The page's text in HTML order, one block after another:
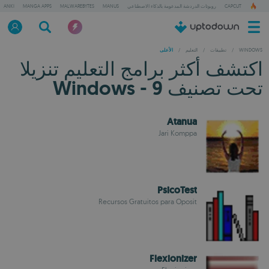
CAPCUT روبوتات الدردشة المدعومة بالذكاء الاصطناعي MANUS
MALWAREBYTES
MANGA APPS
ANKI
WINDOWS
/ تطبيقات / التعليم / الأعلى
اكتشف أكثر برامج التعليم تنزيلا
تحت تصنيف Windows - 9
Atanua
Jari Komppa
PsicoTest
Recursos Gratuitos para Oposit
Flexionizer